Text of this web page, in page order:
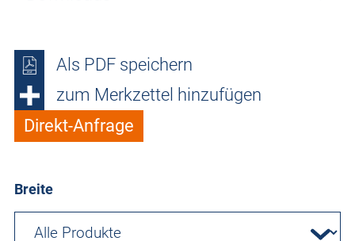
Als PDF speichern
zum Merkzettel hinzufügen
Direkt-Anfrage
Breite